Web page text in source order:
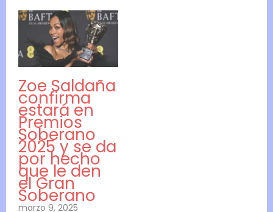
Zoe Saldaña
confirma
estará en
Premios
Soberano
2025 y se da
por hecho
que le den
el Gran
Soberano
marzo 9, 2025